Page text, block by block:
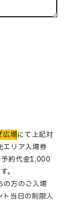
広場にて上記対
エリア入場券
予約代金1,000
。
の方のご入場
当日の制限人